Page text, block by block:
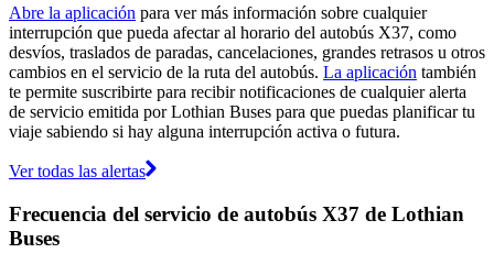
Abre la aplicación para ver más información sobre cualquier
interrupción que pueda afectar al horario del autobús X37, como
desvíos, traslados de paradas, cancelaciones, grandes retrasos u otros
cambios en el servicio de la ruta del autobús. La aplicación también
te permite suscribirte para recibir notificaciones de cualquier alerta
de servicio emitida por Lothian Buses para que puedas planificar tu
viaje sabiendo si hay alguna interrupción activa o futura.
Ver todas las alertas
Frecuencia del servicio de autobús X37 de Lothian
Buses